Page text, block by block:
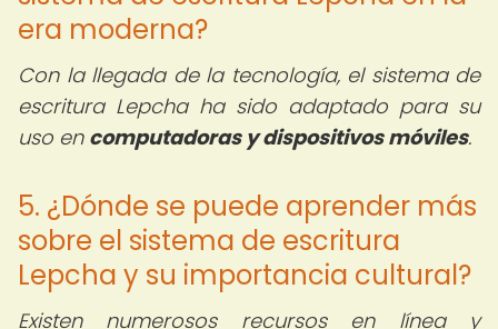
era moderna?
Con la llegada de la tecnología, el sistema de
escritura Lepcha ha sido adaptado para su
uso en computadoras y dispositivos móviles.
5. ¿Dónde se puede aprender más
sobre el sistema de escritura
Lepcha y su importancia cultural?
Existen numerosos recursos en línea y